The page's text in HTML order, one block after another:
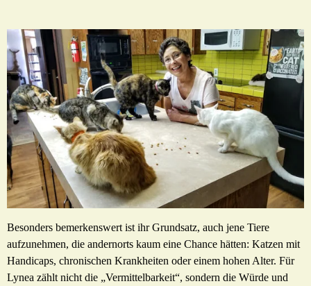
Besonders bemerkenswert ist ihr Grundsatz, auch jene Tiere
aufzunehmen, die andernorts kaum eine Chance hätten: Katzen mit
Handicaps, chronischen Krankheiten oder einem hohen Alter. Für
Lynea zählt nicht die „Vermittelbarkeit“, sondern die Würde und